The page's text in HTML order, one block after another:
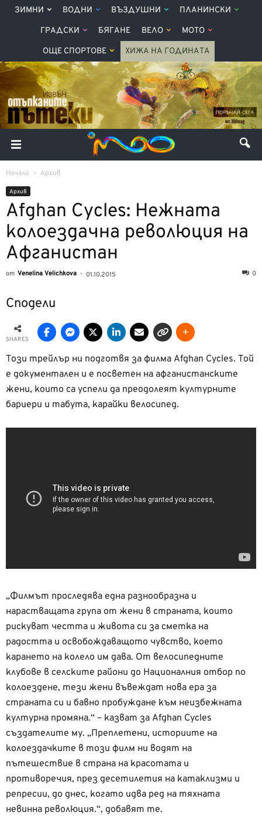
ЗИМНИ ВОДНИ ВЪЗДУШНИ ПЛАНИНСКИ
ГРАДСКИ БЯГАНЕ ВЕЛО МОТО
ОЩЕ СПОРТОВЕ ХИЖА НА ГОДИНАТА
Начало Архив
Архив
Afghan Cycles: Нежната
колоездачна революция на
Афганистан
от Venelina Velichkova - 01.10.2015 0
Сподели
SHARES
Този трейлър ни подготвя за филма Afghan Cycles. Той
е документален и е посветен на афганистанските
жени, които са успели да преодолеят културните
бариери и табута, карайки велосипед.
„Филмът проследява една разнообразна и
нарастващата група от жени в страната, които
рискуват честта и живота си за сметка на
радостта и освобождаващото чувство, което
карането на колело им дава. От велосипедните
клубове в селските райони до Националния отбор по
колоездене, тези жени въвеждат нова ера за
страната си и бавно пробуждане към неизбежната
културна промяна.“ – казват за Afghan Cycles
създателите му. „Преплетени, историите на
колоездачките в този филм ни водят на
пътешествие в страна на красотата и
противоречия, през десетилетия на катаклизми и
репресии, до днес, когато идва ред на тяхната
невинна революция.“, добавят те.